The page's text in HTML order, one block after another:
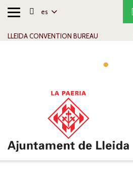
Alternar
es
LLEIDA CONVENTION BUREAU